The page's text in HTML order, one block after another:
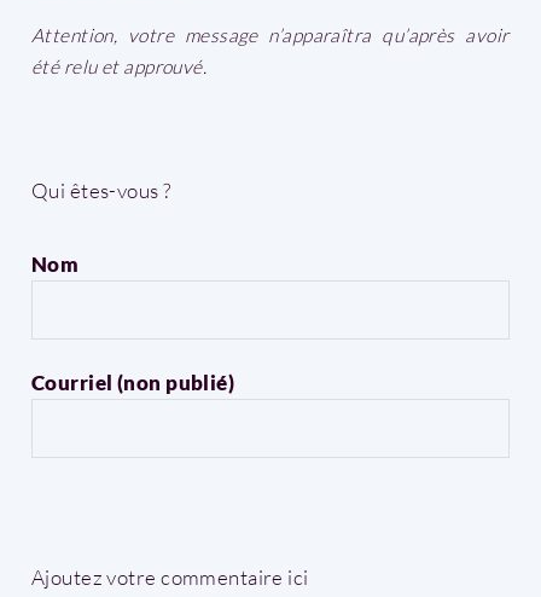
Attention, votre message n’apparaîtra qu’après avoir
été relu et approuvé.
Qui êtes-vous ?
Nom
Courriel (non publié)
Ajoutez votre commentaire ici